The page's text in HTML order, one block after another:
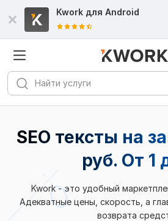
Kwork для Android
SEO тексты на
руб. От 1
Kwork - это удобный
Адекватные цены, скорость, а
возврата